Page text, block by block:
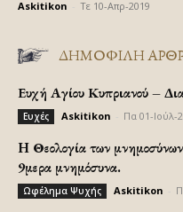
Askitikon Τε 10-Απρ-2019
ΔΗΜΟΦΙΛΗ
Ευχή Αγίου Κυπριανού –
Ευχές Askitikon Πα 01-Ιούλ-
H Θεολογία των
9μερα μνημόσυνα.
Ωφέλημα Ψυχής Askitikon